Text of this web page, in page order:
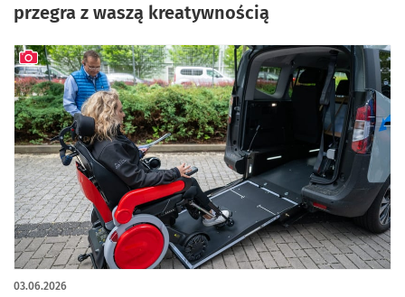
przegra z waszą kreatywnością
03.06.2026
artykuł z galerią zdjęć